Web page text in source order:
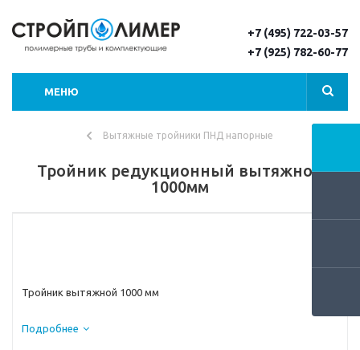
+7 (495) 722-03-57
+7 (925) 782-60-77
МЕНЮ
Вытяжные тройники ПНД напорные
Тройник редукционный вытяжной
1000мм
Тройник вытяжной 1000 мм
На этой странице можно ознакомиться с ценами на
Подробнее